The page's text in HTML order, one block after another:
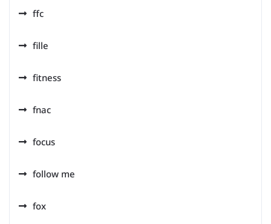
ffc
fille
fitness
fnac
focus
follow me
fox